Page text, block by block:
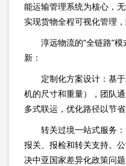
能运输管理系统为核心，
实现货物全程可视化管理，
淳远物流的“全链路”
新：
定制化方案设计：基
机的尺寸和重量），团队
多式联运，优化路径以节省
转关过境一站式服务
报关、报检和转关支持。
决中亚国家差异化政策问